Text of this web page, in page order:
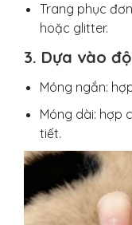
Trang phục
hoặc glitter.
3. Dựa vào
Móng ngắn:
Móng dài: hợp
tiết.